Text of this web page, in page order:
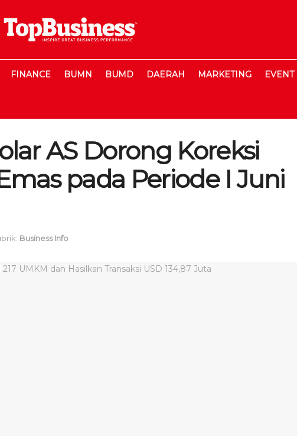
FINANCE BUMN BUMD DAERAH MARKETING EVENT
AS Dorong Koreksi
pada Periode I Juni
Business Info